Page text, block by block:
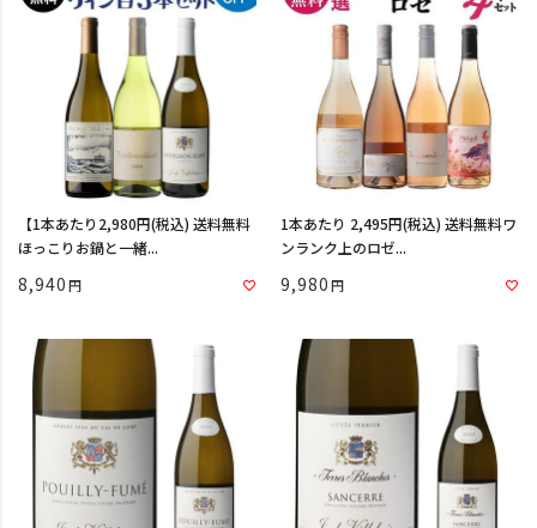
【1本あたり2,980円(税込) 送料無料
ほっこりお鍋と一緒...
8,940
1本あたり 2,495円(税込) 送料無料ワ
ンランク上のロゼ...
9,980